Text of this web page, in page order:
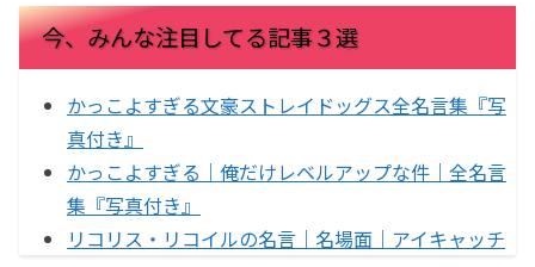
今、みんな注目してる記事３選
かっこよすぎる文豪ストレイドッグス全名言集『写
真付き』
かっこよすぎる｜俺だけレベルアップな件｜全名言
集『写真付き』
リコリス・リコイルの名言｜名場面｜アイキャッチ